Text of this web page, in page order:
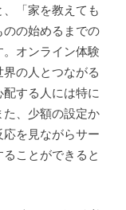
「家を教えても
の始めるまでの
オンライン体験
の人とつながる
する人には特に
、少額の設定か
を見ながらサー
ことができると